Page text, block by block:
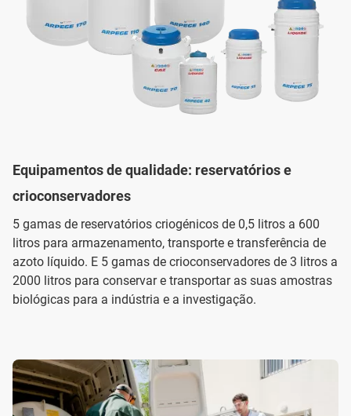
Equipamentos de qualidade: reservatórios e
crioconservadores
5 gamas de reservatórios criogénicos de 0,5 litros a 600
litros para armazenamento, transporte e transferência de
azoto líquido. E 5 gamas de crioconservadores de 3 litros a
2000 litros para conservar e transportar as suas amostras
biológicas para a indústria e a investigação.